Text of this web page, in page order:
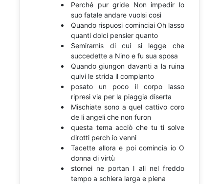
Perché pur gride Non impedir lo
suo fatale andare vuolsi così
Quando rispuosi cominciai Oh lasso
quanti dolci pensier quanto
Semiramìs di cui si legge che
succedette a Nino e fu sua sposa
Quando giungon davanti a la ruina
quivi le strida il compianto
posato un poco il corpo lasso
ripresi via per la piaggia diserta
Mischiate sono a quel cattivo coro
de li angeli che non furon
questa tema acciò che tu ti solve
dirotti perch io venni
Tacette allora e poi comincia io O
donna di virtù
stornei ne portan l ali nel freddo
tempo a schiera larga e piena